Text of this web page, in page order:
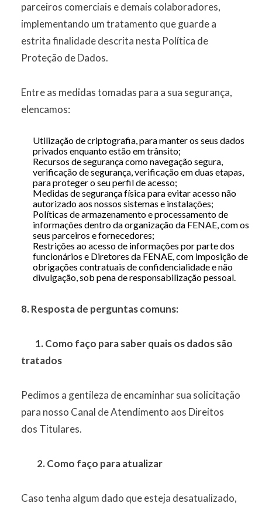
parceiros comerciais e demais colaboradores,
implementando um tratamento que guarde a
estrita finalidade descrita nesta Política de
Proteção de Dados.
Entre as medidas tomadas para a sua segurança,
elencamos:
Utilização de criptografia, para manter os seus dados
privados enquanto estão em trânsito;
Recursos de segurança como navegação segura,
verificação de segurança, verificação em duas etapas,
para proteger o seu perfil de acesso;
Medidas de segurança física para evitar acesso não
autorizado aos nossos sistemas e instalações;
Políticas de armazenamento e processamento de
informações dentro da organização da FENAE, com os
seus parceiros e fornecedores;
Restrições ao acesso de informações por parte dos
funcionários e Diretores da FENAE, com imposição de
obrigações contratuais de confidencialidade e não
divulgação, sob pena de responsabilização pessoal.
8. Resposta de perguntas comuns:
1. Como faço para saber quais os dados são
tratados
Pedimos a gentileza de encaminhar sua solicitação
para nosso Canal de Atendimento aos Direitos
dos Titulares.
2. Como faço para atualizar
Caso tenha algum dado que esteja desatualizado,